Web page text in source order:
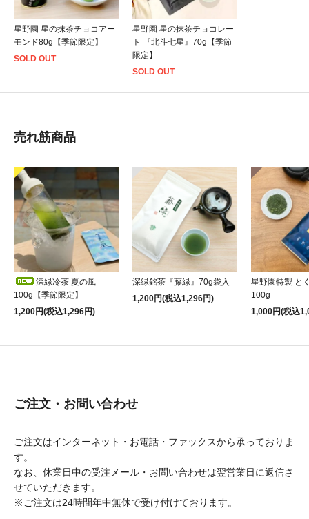
星野園 星の抹茶チョコアー
モンド80g【季節限定】
SOLD OUT
星野園 星の抹茶チョコレー
ト 『北斗七星』70g【季節
限定】
SOLD OUT
売れ筋商品
深緑冷茶 夏の風
100g【季節限定】
1,200円(税込1,296円)
深緑銘茶『藤緑』70g袋入
1,200円(税込1,296円)
星野園特製 と
100g
1,000円(税込
ご注文・お問い合わせ
ご注文はインターネット・お電話・ファックスから承っておりま
す。
なお、休業日中の受注メール・お問い合わせは翌営業日に返信さ
せていただきます。
※ご注文は24時間年中無休で受け付けております。